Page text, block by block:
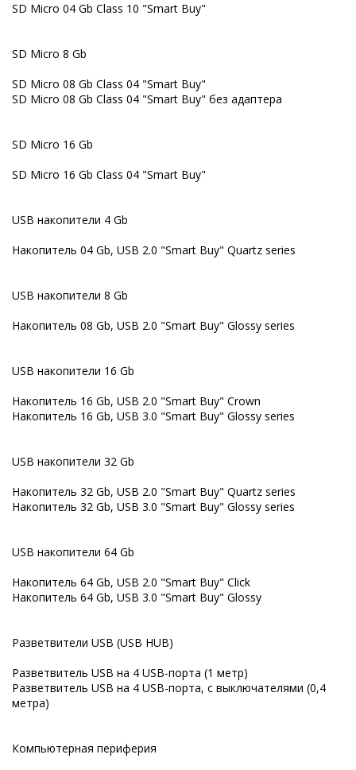
SD Micro 04 Gb Class 10 "Smart Buy"
SD Micro 8 Gb
SD Micro 08 Gb Class 04 "Smart Buy"
SD Micro 08 Gb Class 04 "Smart Buy" без адаптера
SD Micro 16 Gb
SD Micro 16 Gb Class 04 "Smart Buy"
USB накопители 4 Gb
Накопитель 04 Gb, USB 2.0 "Smart Buy" Quartz series
USB накопители 8 Gb
Накопитель 08 Gb, USB 2.0 "Smart Buy" Glossy series
USB накопители 16 Gb
Накопитель 16 Gb, USB 2.0 "Smart Buy" Crown
Накопитель 16 Gb, USB 3.0 "Smart Buy" Glossy series
USB накопители 32 Gb
Накопитель 32 Gb, USB 2.0 "Smart Buy" Quartz series
Накопитель 32 Gb, USB 3.0 "Smart Buy" Glossy series
USB накопители 64 Gb
Накопитель 64 Gb, USB 2.0 "Smart Buy" Click
Накопитель 64 Gb, USB 3.0 "Smart Buy" Glossy
Разветвители USB (USB HUB)
Разветвитель USB на 4 USB-порта (1 метр)
Разветвитель USB на 4 USB-порта, с выключателями (0,4
метра)
Компьютерная периферия